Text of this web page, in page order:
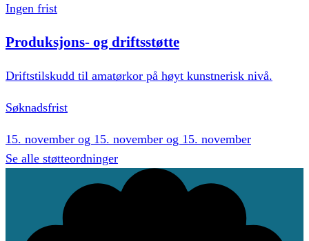
Ingen frist
Produksjons- og driftsstøtte
Driftstilskudd til amatørkor på høyt kunstnerisk nivå.
Søknadsfrist
15. november og 15. november og 15. november
Se alle støtteordninger